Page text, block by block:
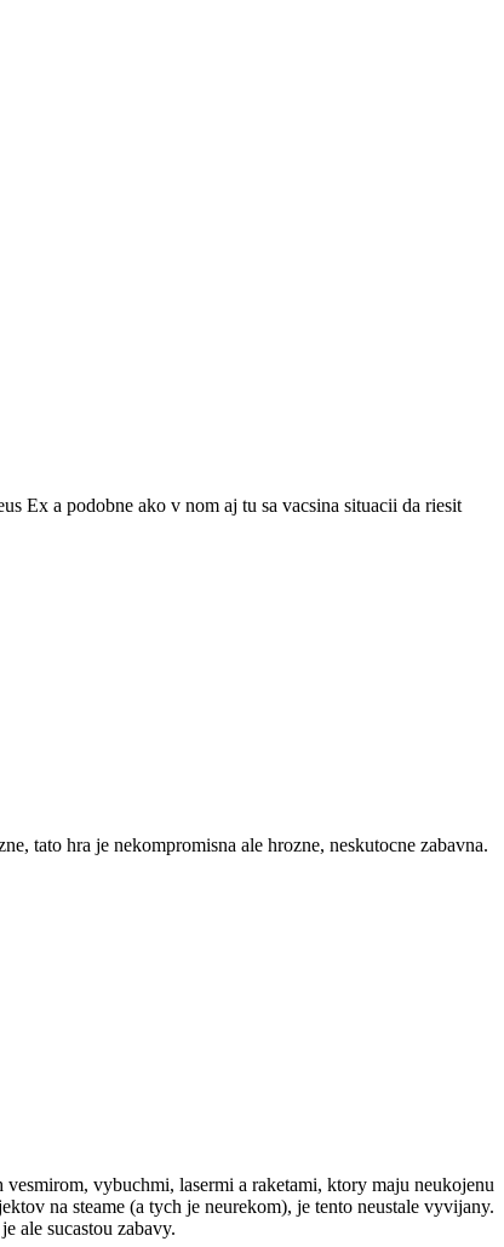
Ex a podobne ako v nom aj tu sa vacsina situacii da riesit
tato hra je nekompromisna ale hrozne, neskutocne zabavna.
vybuchmi, lasermi a raketami, ktory maju neukojenu
na steame (a tych je neurekom), je tento neustale vyvijany.
ale sucastou zabavy.